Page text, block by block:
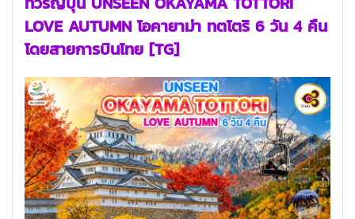
LOVE AUTUMN โอคายาม่า ทตโตริ 6 วัน 4 คืน
โดยสายการบินไทย [TG]